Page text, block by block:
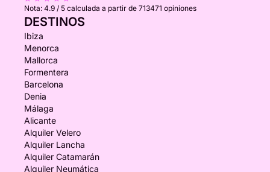
Nota: 4.9 / 5 calculada a partir de 713471 opiniones
DESTINOS
Ibiza
Menorca
Mallorca
Formentera
Barcelona
Denia
Málaga
Alicante
Alquiler Velero
Alquiler Lancha
Alquiler Catamarán
Alquiler Neumática